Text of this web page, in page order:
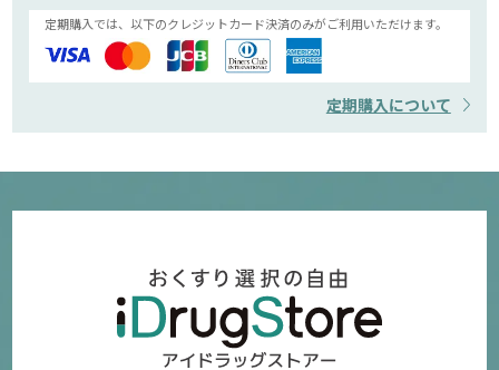
定期購入では、以下のクレジットカード決済のみがご利用いただけます。
定期購入について